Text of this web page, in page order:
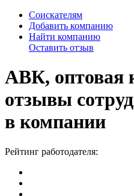
Соискателям
Добавить компанию
Найти компанию
Оставить отзыв
АВК, оптовая
отзывы
в компании
Рейтинг работодателя: